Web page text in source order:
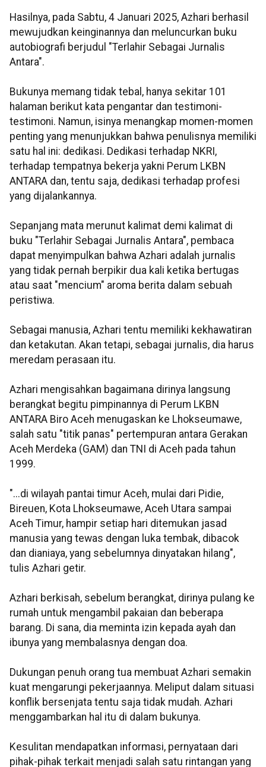
Hasilnya, pada Sabtu, 4 Januari 2025, Azhari berhasil
mewujudkan keinginannya dan meluncurkan buku
autobiografi berjudul "Terlahir Sebagai Jurnalis
Antara".
Bukunya memang tidak tebal, hanya sekitar 101
halaman berikut kata pengantar dan testimoni-
testimoni. Namun, isinya menangkap momen-momen
penting yang menunjukkan bahwa penulisnya memiliki
satu hal ini: dedikasi. Dedikasi terhadap NKRI,
terhadap tempatnya bekerja yakni Perum LKBN
ANTARA dan, tentu saja, dedikasi terhadap profesi
yang dijalankannya.
Sepanjang mata merunut kalimat demi kalimat di
buku "Terlahir Sebagai Jurnalis Antara", pembaca
dapat menyimpulkan bahwa Azhari adalah jurnalis
yang tidak pernah berpikir dua kali ketika bertugas
atau saat "mencium" aroma berita dalam sebuah
peristiwa.
Sebagai manusia, Azhari tentu memiliki kekhawatiran
dan ketakutan. Akan tetapi, sebagai jurnalis, dia harus
meredam perasaan itu.
Azhari mengisahkan bagaimana dirinya langsung
berangkat begitu pimpinannya di Perum LKBN
ANTARA Biro Aceh menugaskan ke Lhokseumawe,
salah satu "titik panas" pertempuran antara Gerakan
Aceh Merdeka (GAM) dan TNI di Aceh pada tahun
1999.
"...di wilayah pantai timur Aceh, mulai dari Pidie,
Bireuen, Kota Lhokseumawe, Aceh Utara sampai
Aceh Timur, hampir setiap hari ditemukan jasad
manusia yang tewas dengan luka tembak, dibacok
dan dianiaya, yang sebelumnya dinyatakan hilang",
tulis Azhari getir.
Azhari berkisah, sebelum berangkat, dirinya pulang ke
rumah untuk mengambil pakaian dan beberapa
barang. Di sana, dia meminta izin kepada ayah dan
ibunya yang membalasnya dengan doa.
Dukungan penuh orang tua membuat Azhari semakin
kuat mengarungi pekerjaannya. Meliput dalam situasi
konflik bersenjata tentu saja tidak mudah. Azhari
menggambarkan hal itu di dalam bukunya.
Kesulitan mendapatkan informasi, pernyataan dari
pihak-pihak terkait menjadi salah satu rintangan yang